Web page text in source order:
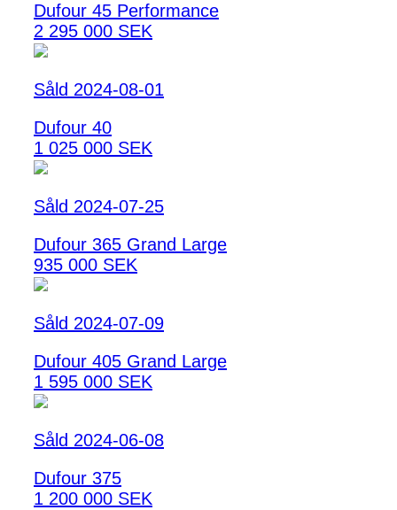
Dufour 45 Performance
2 295 000 SEK
Såld 2024-08-01
Dufour 40
1 025 000 SEK
Såld 2024-07-25
Dufour 365 Grand Large
935 000 SEK
Såld 2024-07-09
Dufour 405 Grand Large
1 595 000 SEK
Såld 2024-06-08
Dufour 375
1 200 000 SEK